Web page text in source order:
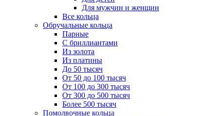
Для мужчин и женщин
Все кольца
Обручальные кольца
Парные
С бриллиантами
Из золота
Из платины
До 50 тысяч
От 50 до 100 тысяч
От 100 до 300 тысяч
От 300 до 500 тысяч
Более 500 тысяч
Помолвочные кольца